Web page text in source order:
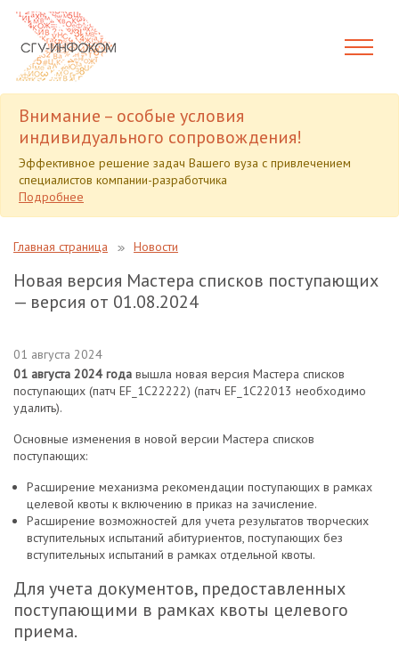
Внимание – особые условия
индивидуального сопровождения!
Эффективное решение задач Вашего вуза с привлечением
специалистов компании-разработчика
Подробнее
Главная страница Новости
Новая версия Мастера списков поступающих
— версия от 01.08.2024
01 августа 2024
01 августа 2024 года вышла новая версия Мастера списков
поступающих (патч EF_1C22222) (патч EF_1C22013 необходимо
удалить).
Основные изменения в новой версии Мастера списков
поступающих:
Расширение механизма рекомендации поступающих в рамках
целевой квоты к включению в приказ на зачисление.
Расширение возможностей для учета результатов творческих
вступительных испытаний абитуриентов, поступающих без
вступительных испытаний в рамках отдельной квоты.
Для учета документов, предоставленных
поступающими в рамках квоты целевого
приема.